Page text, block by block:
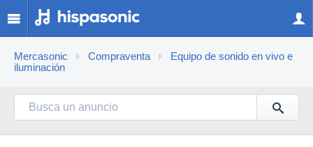
Mercasonic Compraventa
Equipo de sonido en vivo e
iluminación